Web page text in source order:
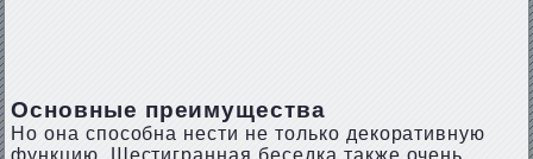
Основные преимущества
Но она способна нести не только декоративную
функцию. Шестигранная беседка также очень